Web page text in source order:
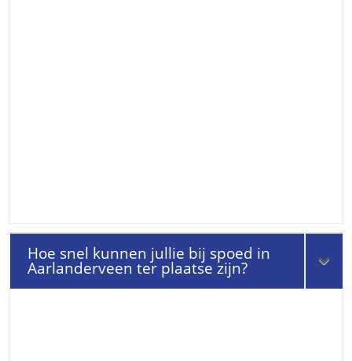
Hoe snel kunnen jullie bij spoed in
Aarlanderveen ter plaatse zijn?